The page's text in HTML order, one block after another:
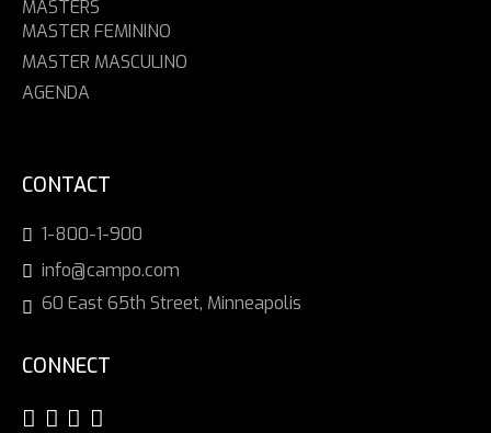
MASTERS
MASTER FEMININO
MASTER MASCULINO
AGENDA
CONTACT
1-800-1-900
info@campo.com
60 East 65th Street, Minneapolis
CONNECT